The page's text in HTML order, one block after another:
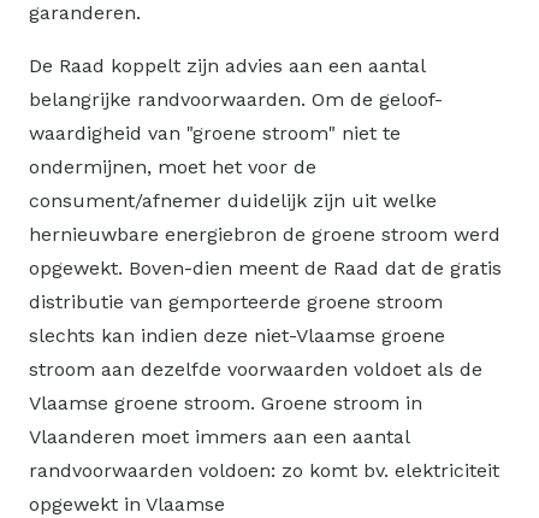
garanderen.
De Raad koppelt zijn advies aan een aantal
belangrijke randvoorwaarden. Om de geloof-
waardigheid van "groene stroom" niet te
ondermijnen, moet het voor de
consument/afnemer duidelijk zijn uit welke
hernieuwbare energiebron de groene stroom werd
opgewekt. Boven-dien meent de Raad dat de gratis
distributie van gemporteerde groene stroom
slechts kan indien deze niet-Vlaamse groene
stroom aan dezelfde voorwaarden voldoet als de
Vlaamse groene stroom. Groene stroom in
Vlaanderen moet immers aan een aantal
randvoorwaarden voldoen: zo komt bv. elektriciteit
opgewekt in Vlaamse